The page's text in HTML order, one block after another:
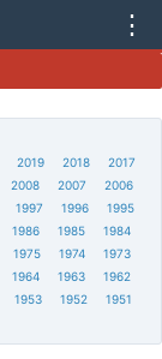
⋮
2019 2018
2017
2008 2007
2006
1997 1996
1995
1986 1985
1984
1975 1974
1973
1964 1963
1962
1953 1952
1951